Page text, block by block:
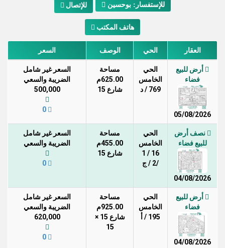
للإتصال للإستفسار: بوحسين
هاتف المكتب
العقار الحي الوصف السعر
أرض للبيع
فضاء
05/08/2026
الحي
الخامس
769 / د
مساحة
625.00م
شارع 15
السعر غير شامل
الضريبة والسعي
500,000
نصف أرض
للبيع فضاء
04/08/2026
الحي
الخامس
16 / 1
/2 / ج
مساحة
455.00م
شارع 15
السعر غير شامل
الضريبة والسعي
أرض للبيع
فضاء
04/08/2026
الحي
الخامس
195 / أ
مساحة
925.00م
شارع 15 ×
15
السعر غير شامل
الضريبة والسعي
620,000